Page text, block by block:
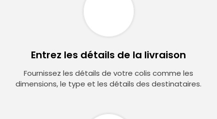
Entrez les détails de la livraison
Fournissez les détails de votre colis comme les
dimensions, le type et les détails des destinataires.